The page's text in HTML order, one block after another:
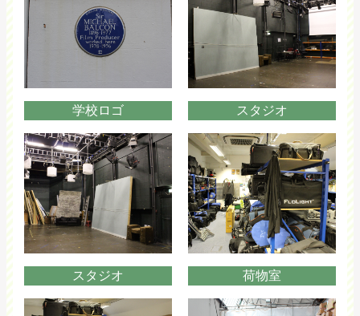
学校ロゴ スタジオ
スタジオ 荷物室